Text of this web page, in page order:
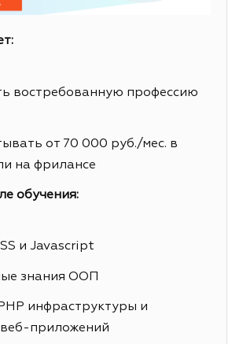
востребованную профессию
от 70 000 руб./мес. в
на фрилансе
обучения:
и Javascript
знания ООП
инфраструктуры и
веб-приложений